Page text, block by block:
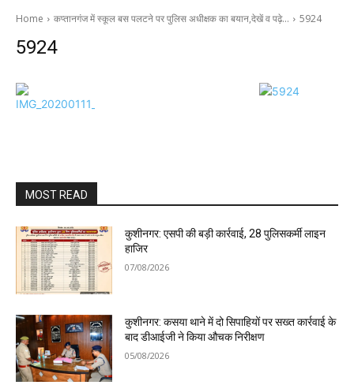
Home कप्तानगंज में स्कूल बस पलटने पर पुलिस अधीक्षक का बयान,देखें व पढ़े… 5924
5924
MOST READ
कुशीनगर: एसपी की बड़ी कार्रवाई, 28 पुलिसकर्मी लाइन
हाजिर
07/08/2026
कुशीनगर: कसया थाने में दो सिपाहियों पर सख्त कार्रवाई के
बाद डीआईजी ने किया औचक निरीक्षण
05/08/2026